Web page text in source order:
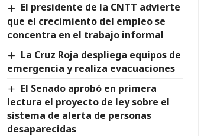
El presidente de la CNTT advierte
que el crecimiento del empleo se
concentra en el trabajo informal
La Cruz Roja despliega equipos de
emergencia y realiza evacuaciones
El Senado aprobó en primera
lectura el proyecto de ley sobre el
sistema de alerta de personas
desaparecidas